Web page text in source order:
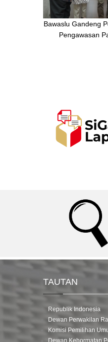
Bawaslu Gandeng
Pengawasan
TAUTAN
Republik Indonesia
Dewan Perwakilan
Komisi Pemilihan
Dewan Kehormatan